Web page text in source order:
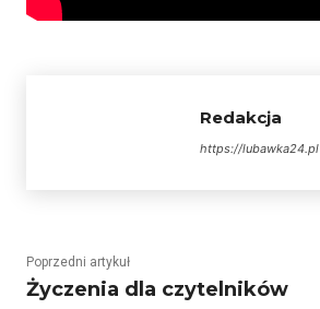
Redakcja
https://lubawka24.pl
Poprzedni artykuł
Życzenia dla czytelników